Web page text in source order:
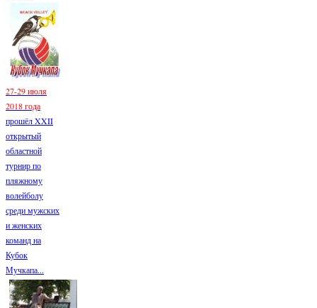
27-29 июля
2018 года
прошёл XXII
открытый
областной
турнир по
пляжному
волейболу
среди мужских
и женских
команд на
Кубок
Мучкапа...